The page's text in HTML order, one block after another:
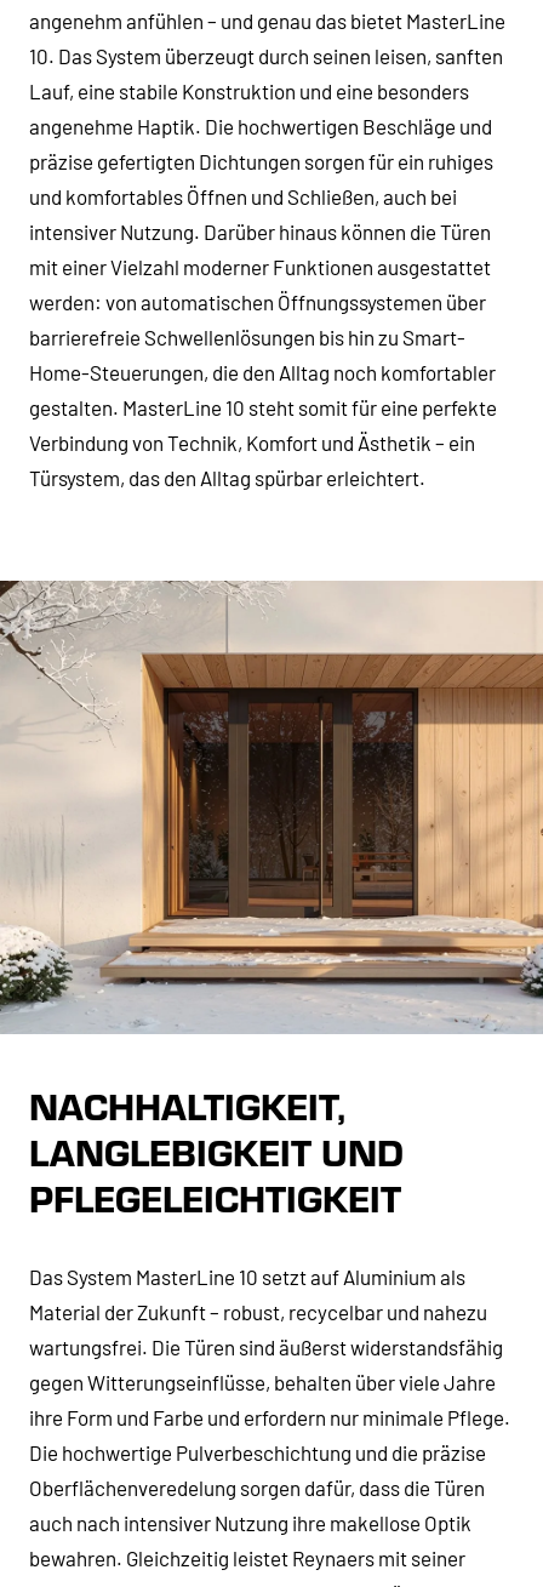
angenehm anfühlen – und genau das bietet MasterLine
10. Das System überzeugt durch seinen leisen, sanften
Lauf, eine stabile Konstruktion und eine besonders
angenehme Haptik. Die hochwertigen Beschläge und
präzise gefertigten Dichtungen sorgen für ein ruhiges
und komfortables Öffnen und Schließen, auch bei
intensiver Nutzung. Darüber hinaus können die Türen
mit einer Vielzahl moderner Funktionen ausgestattet
werden: von automatischen Öffnungssystemen über
barrierefreie Schwellenlösungen bis hin zu Smart-
Home-Steuerungen, die den Alltag noch komfortabler
gestalten. MasterLine 10 steht somit für eine perfekte
Verbindung von Technik, Komfort und Ästhetik – ein
Türsystem, das den Alltag spürbar erleichtert.
NACHHALTIGKEIT,
LANGLEBIGKEIT UND
PFLEGELEICHTIGKEIT
Das System MasterLine 10 setzt auf Aluminium als
Material der Zukunft – robust, recycelbar und nahezu
wartungsfrei. Die Türen sind äußerst widerstandsfähig
gegen Witterungseinflüsse, behalten über viele Jahre
ihre Form und Farbe und erfordern nur minimale Pflege.
Die hochwertige Pulverbeschichtung und die präzise
Oberflächenveredelung sorgen dafür, dass die Türen
auch nach intensiver Nutzung ihre makellose Optik
bewahren. Gleichzeitig leistet Reynaers mit seiner